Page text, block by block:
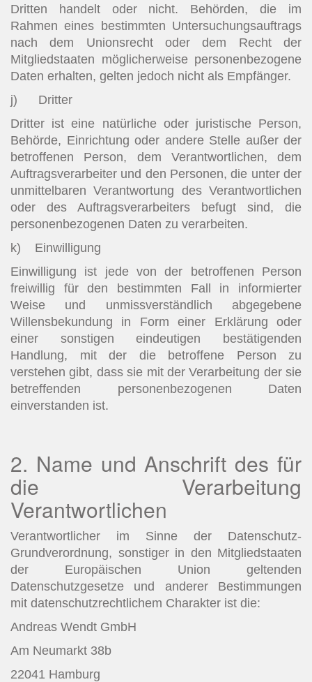
Dritten handelt oder nicht. Behörden, die im
Rahmen eines bestimmten Untersuchungsauftrags
nach dem Unionsrecht oder dem Recht der
Mitgliedstaaten möglicherweise personenbezogene
Daten erhalten, gelten jedoch nicht als Empfänger.
j) Dritter
Dritter ist eine natürliche oder juristische Person,
Behörde, Einrichtung oder andere Stelle außer der
betroffenen Person, dem Verantwortlichen, dem
Auftragsverarbeiter und den Personen, die unter der
unmittelbaren Verantwortung des Verantwortlichen
oder des Auftragsverarbeiters befugt sind, die
personenbezogenen Daten zu verarbeiten.
k) Einwilligung
Einwilligung ist jede von der betroffenen Person
freiwillig für den bestimmten Fall in informierter
Weise und unmissverständlich abgegebene
Willensbekundung in Form einer Erklärung oder
einer sonstigen eindeutigen bestätigenden
Handlung, mit der die betroffene Person zu
verstehen gibt, dass sie mit der Verarbeitung der sie
betreffenden personenbezogenen Daten
einverstanden ist.
2. Name und Anschrift des für
die Verarbeitung
Verantwortlichen
Verantwortlicher im Sinne der Datenschutz-
Grundverordnung, sonstiger in den Mitgliedstaaten
der Europäischen Union geltenden
Datenschutzgesetze und anderer Bestimmungen
mit datenschutzrechtlichem Charakter ist die:
Andreas Wendt GmbH
Am Neumarkt 38b
22041 Hamburg